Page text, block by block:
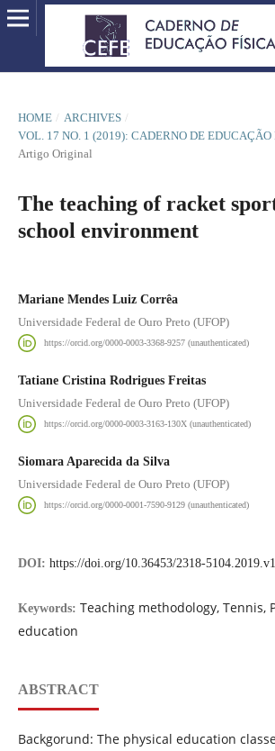
HOME / ARCHIVES /
VOL. 17 NO. 1 (2019): CADERNO DE EDUCAÇÃO
Artigo Original
The teaching of racket
school environment
Mariane Mendes Luiz Corrêa
Universidade Federal de Ouro Preto (UFOP)
https://orcid.org/0000-0003-3368-9257 (unauthenticated)
Tatiane Cristina Rodrigues Freitas
Universidade Federal de Ouro Preto (UFOP)
https://orcid.org/0000-0003-3163-130X (unauthenticated)
Siomara Aparecida da Silva
Universidade Federal de Ouro Preto (UFOP)
https://orcid.org/0000-0001-7590-9129 (unauthenticated)
DOI: https://doi.org/10.36453/2318-
Keywords: Teaching methodology, Tennis,
education
ABSTRACT
Backgorund: The physical education